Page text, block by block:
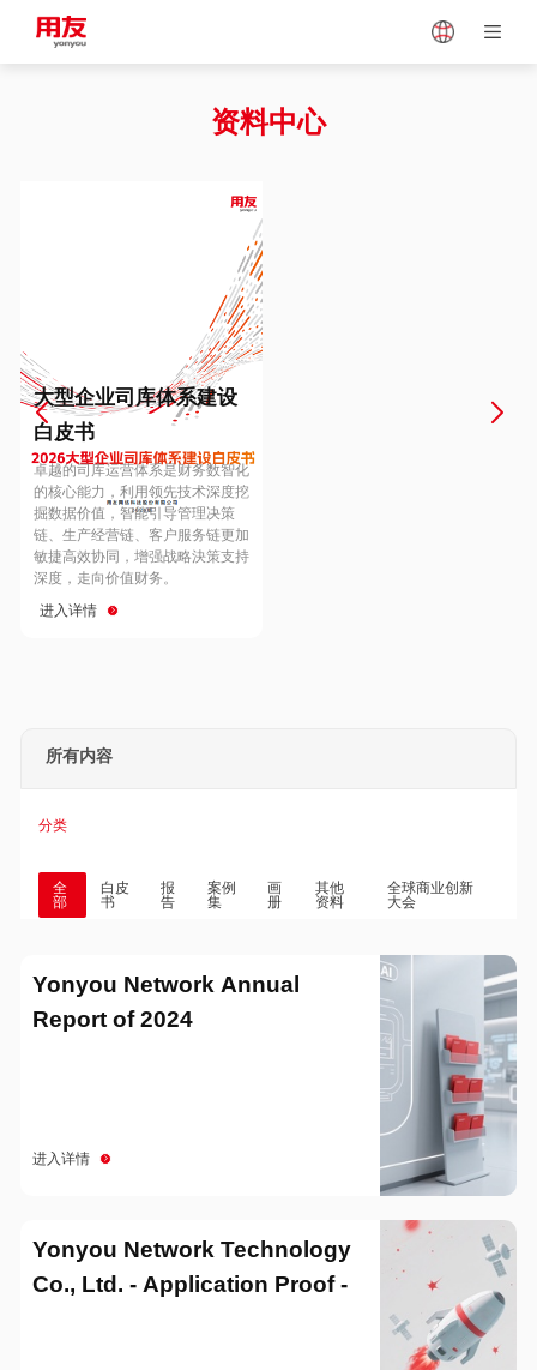
Vietnam
Europe
Hungary
Hong Kong
资料中心
大型企业司库体系建设
白皮书
卓越的司库运营体系是财务数智化
的核心能力，利用领先技术深度挖
掘数据价值，智能引导管理决策
链、生产经营链、客户服务链更加
敏捷高效协同，增强战略決策支持
深度，走向价值财务。
进入详情
所有内容
分类
全
部
白皮
书
报
告
案例
集
画
册
其他
资料
全球商业创新
大会
Yonyou Network Annual
Report of 2024
进入详情
Yonyou Network Technology
Co., Ltd. - Application Proof -